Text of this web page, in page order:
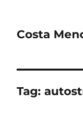
Costa
Tag: